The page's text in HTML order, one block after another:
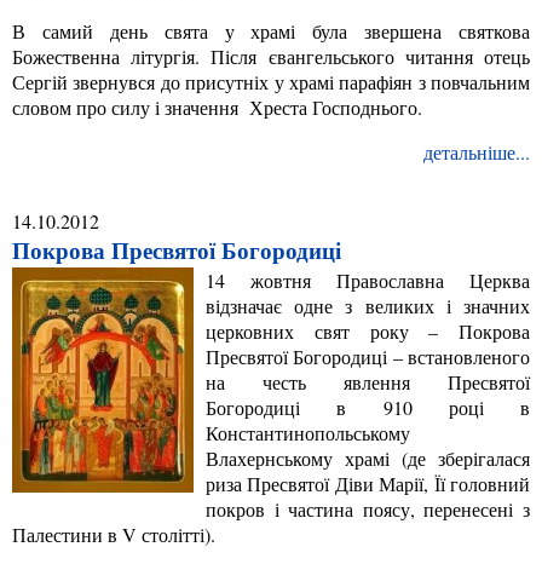
В самий день свята у храмі була звершена святкова
Божественна літургія. Після євангельського читання отець
Сергій звернувся до присутніх у храмі парафіян з повчальним
словом про силу і значення Хреста Господнього.
детальніше...
14.10.2012
Покрова Пресвятої Богородиці
14 жовтня Православна Церква
відзначає одне з великих і значних
церковних свят року – Покрова
Пресвятої Богородиці – встановленого
на честь явлення Пресвятої
Богородиці в 910 році в
Константинопольському
Влахернському храмі (де зберігалася
риза Пресвятої Діви Марії, Її головний
покров і частина поясу, перенесені з
Палестини в V столітті).